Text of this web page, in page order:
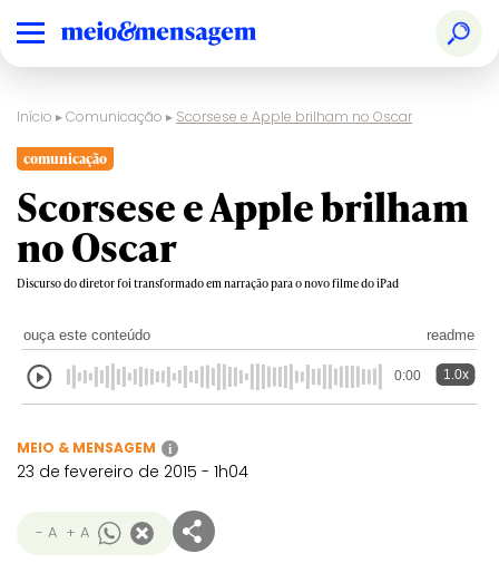
Início ▸Comunicação ▸ Scorsese e Apple brilham no Oscar
comunicação
Scorsese e Apple brilham
no Oscar
Discurso do diretor foi transformado em narração para o novo filme do iPad
ouça este conteúdo readme
0:00 1.0x
MEIO & MENSAGEM i
23 de fevereiro de 2015 - 1h04
- A + A